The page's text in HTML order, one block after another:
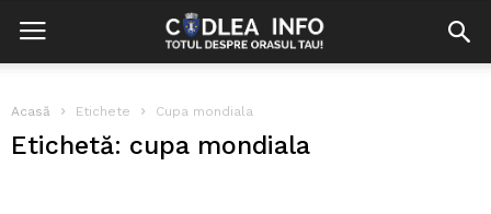
Acasă Etichete Cupa mondiala
Etichetă: cupa mondiala